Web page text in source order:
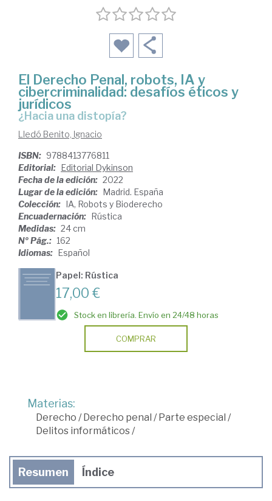
El Derecho Penal, robots, IA y
cibercriminalidad: desafíos éticos y
jurídicos
¿Hacia una distopía?
Lledó Benito, Ignacio
ISBN: 9788413776811
Editorial: Editorial Dykinson
Fecha de la edición: 2022
Lugar de la edición: Madrid. España
Colección: IA, Robots y Bioderecho
Encuadernación: Rústica
Medidas: 24 cm
Nº Pág.: 162
Idiomas: Español
Papel: Rústica
17,00 €
Stock en librería. Envío en 24/48 horas
COMPRAR
Materias:
Derecho / Derecho penal / Parte especial /
Delitos informáticos/
Resumen Índice